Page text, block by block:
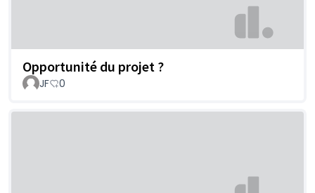
Opportunité du projet ?
JF 0